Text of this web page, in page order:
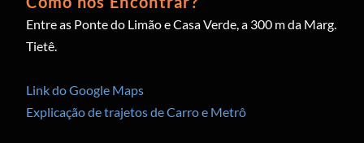
Entre as Ponte do Limão e Casa Verde, a 300 m da Marg.
Tietê.
Link do Google Maps
Explicação de trajetos de Carro e Metrô